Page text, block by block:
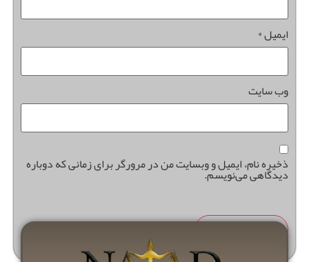
ایمیل*
وب‌ سایت
ذخیره نام، ایمیل و وبسایت من در مرورگر برای زمانی که دوباره
دیدگاهی می‌نویسم.